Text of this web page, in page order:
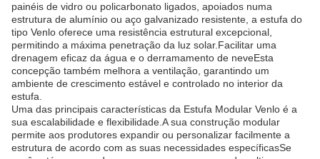
painéis de vidro ou policarbonato ligados, apoiados numa
estrutura de alumínio ou aço galvanizado resistente, a estufa do
tipo Venlo oferece uma resistência estrutural excepcional,
permitindo a máxima penetração da luz solar.Facilitar uma
drenagem eficaz da água e o derramamento de neveEsta
concepção também melhora a ventilação, garantindo um
ambiente de crescimento estável e controlado no interior da
estufa.
Uma das principais características da Estufa Modular Venlo é a
sua escalabilidade e flexibilidade.A sua construção modular
permite aos produtores expandir ou personalizar facilmente a
estrutura de acordo com as suas necessidades específicasSe